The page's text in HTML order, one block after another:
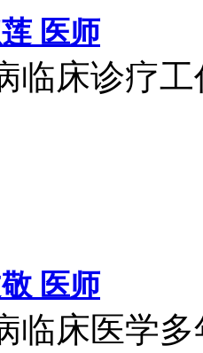
医师
临床诊疗
医师
临床医学